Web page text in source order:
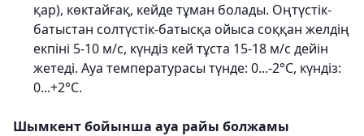
қар), көктайғақ, кейде тұман болады. Оңтүстік-
батыстан солтүстік-батысқа ойыса соққан желдің
екпіні 5-10 м/с, күндіз кей тұста 15-18 м/с дейін
жетеді. Ауа температурасы түнде: 0...-2°С, күндіз:
0...+2°С.
Шымкент бойынша ауа райы болжамы